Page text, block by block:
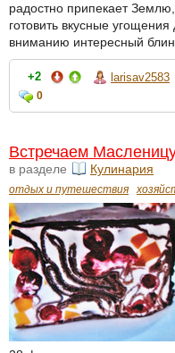
радостно припекает
готовить вкусные
вниманию интересный
+2 larisav2583
0
Встречаем
в разделе Кулинария
отдых и путешествия